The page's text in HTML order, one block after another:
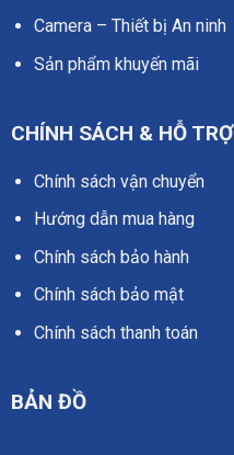
Camera – Thiết bị An ninh
Sản phẩm khuyến mãi
CHÍNH SÁCH & HỖ TRỢ
Chính sách vận chuyển
Hướng dẫn mua hàng
Chính sách bảo hành
Chính sách bảo mật
Chính sách thanh toán
BẢN ĐỒ